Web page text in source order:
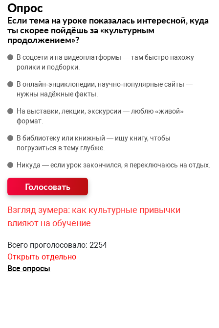
Опрос
Если тема на уроке показалась интересной, куда
ты скорее пойдёшь за «культурным
продолжением»?
В соцсети и на видеоплатформы — там быстро нахожу
ролики и подборки.
В онлайн‑энциклопедии, научно‑популярные сайты —
нужны надёжные факты.
На выставки, лекции, экскурсии — люблю «живой»
формат.
В библиотеку или книжный — ищу книгу, чтобы
погрузиться в тему глубже.
Никуда — если урок закончился, я переключаюсь на отдых.
Взгляд зумера: как культурные привычки
влияют на обучение
Всего проголосовало: 2254
Открыть отдельно
Все опросы